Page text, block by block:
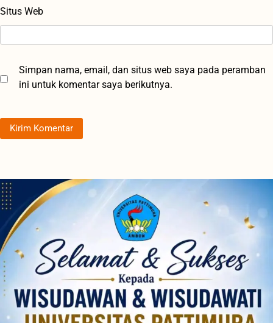
Situs Web
Simpan nama, email, dan situs web saya pada peramban
ini untuk komentar saya berikutnya.